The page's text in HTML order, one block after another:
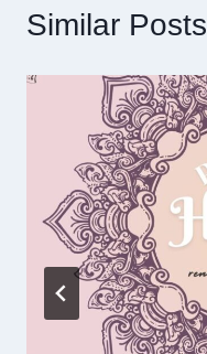
Similar Posts